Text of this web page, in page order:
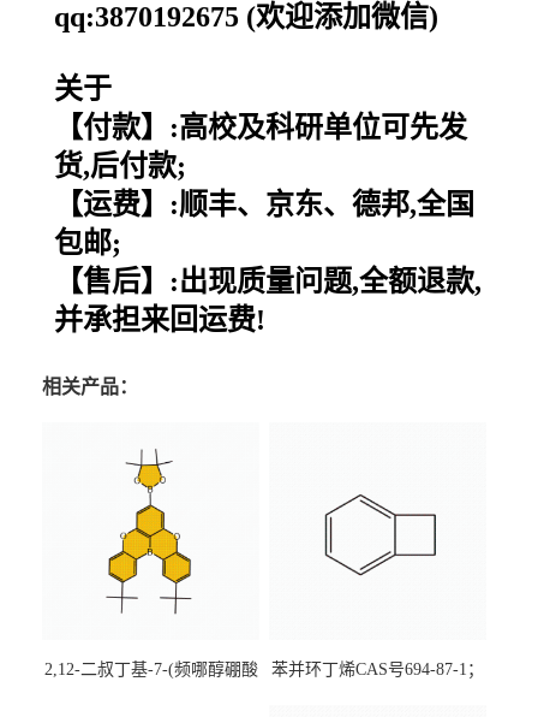
qq:3870192675 (欢迎添加微信)
关于
【付款】:高校及科研单位可先发
货,后付款;
【运费】:顺丰、京东、德邦,全国
包邮;
【售后】:出现质量问题,全额退款,
并承担来回运费!
相关产品：
2,12-二叔丁基-7-(频哪醇硼酸
苯并环丁烯CAS号694-87-1；